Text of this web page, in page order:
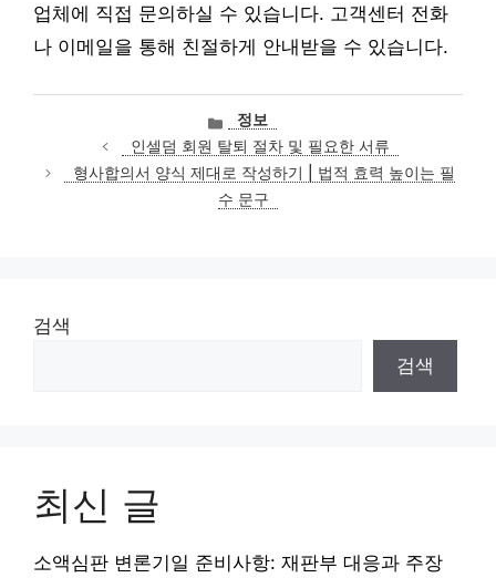
업체에 직접 문의하실 수 있습니다. 고객센터 전화
나 이메일을 통해 친절하게 안내받을 수 있습니다.
카
테
고
리
정보
인셀덤 회원 탈퇴 절차 및 필요한 서류
형사합의서 양식 제대로 작성하기 | 법적 효력 높이는 필
수 문구
검색
검색
최신 글
소액심판 변론기일 준비사항: 재판부 대응과 주장